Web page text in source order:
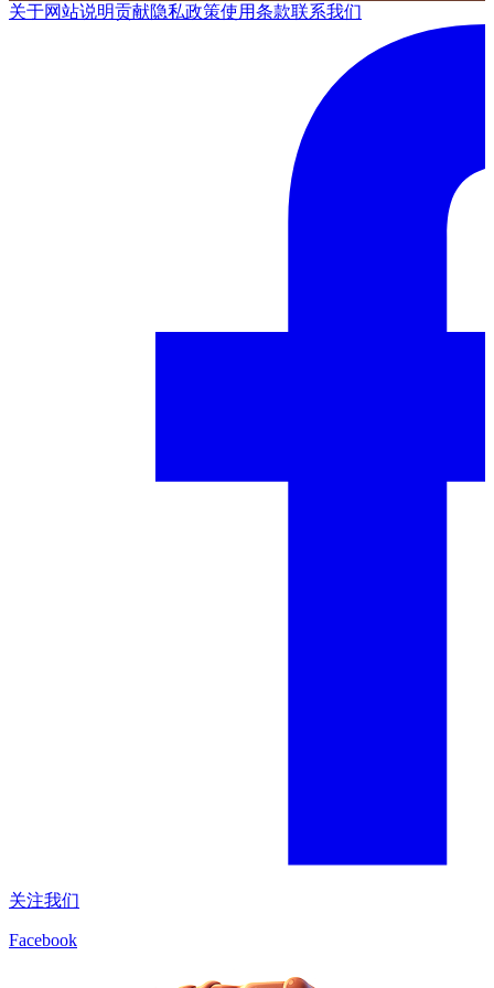
关于网站说明贡献隐私政策使用条款联系我们
关注我们
Facebook